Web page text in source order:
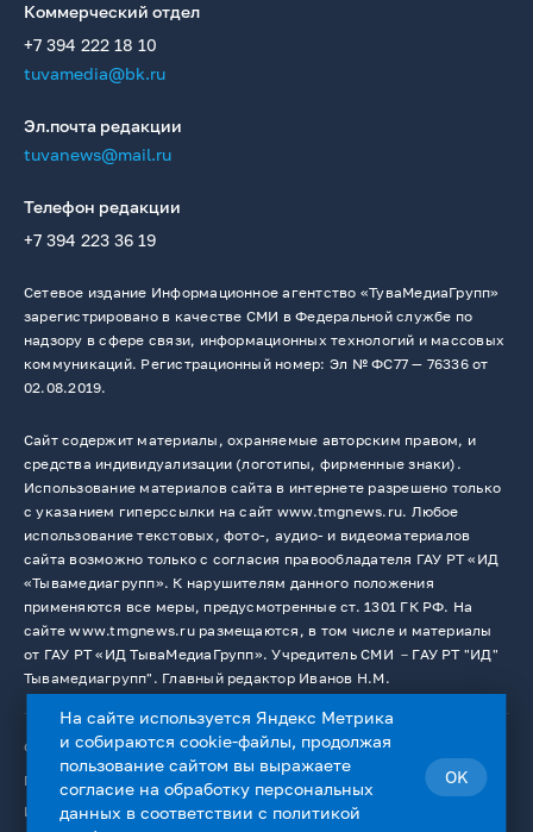
Коммерческий отдел
+7 394 222 18 10
tuvamedia@bk.ru
Эл.почта редакции
tuvanews@mail.ru
Телефон редакции
+7 394 223 36 19
Сетевое издание Информационное агентство «ТуваМедиаГрупп»
зарегистрировано в качестве СМИ в Федеральной службе по
надзору в сфере связи, информационных технологий и массовых
коммуникаций. Регистрационный номер: Эл № ФС77 — 76336 от
02.08.2019.
Сайт содержит материалы, охраняемые авторским правом, и
средства индивидуализации (логотипы, фирменные знаки).
Использование материалов сайта в интернете разрешено только
с указанием гиперссылки на сайт www.tmgnews.ru. Любое
использование текстовых, фото-, аудио- и видеоматериалов
сайта возможно только с согласия правообладателя ГАУ РТ «ИД
«Тывамедиагрупп». К нарушителям данного положения
применяются все меры, предусмотренные ст. 1301 ГК РФ. На
сайте www.tmgnews.ru размещаются, в том числе и материалы
от ГАУ РТ «ИД ТываМедиаГрупп». Учредитель СМИ －ГАУ РТ "ИД"
Тывамедиагрупп". Главный редактор Иванов Н.М.
© 2026. Все права защищены.
12+
Пользовательское соглашение
Использование cookie-файлов
На сайте используется Яндекс Метрика
и собираются cookie-файлы, продолжая
пользование сайтом вы выражаете
согласие наобработку персональных
данных в соответствии с политикой
OK